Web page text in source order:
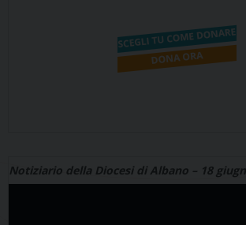
Notiziario della Diocesi di Albano – 18